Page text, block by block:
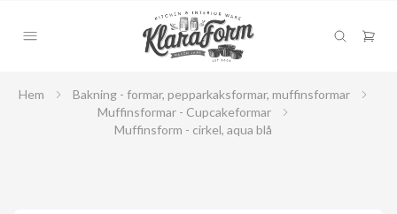
Hem
Bakning - formar, pepparkaksformar, muffinsformar
Muffinsformar - Cupcakeformar
Muffinsform - cirkel, aqua blå